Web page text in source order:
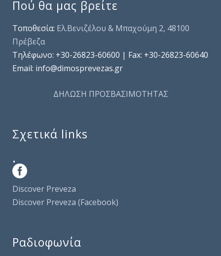
Πού θα μας βρείτε
Τοποθεσία: Ελ.Βενιζέλου & Μπαχούμη 2, 48100
Πρέβεζα
Τηλέφωνo: +30-26823-60600 | Fax: +30-26823-60640
Email: info@dimosprevezas.gr
ΔΗΛΩΣΗ ΠΡΟΣΒΑΣΙΜΟΤΗΤΑΣ
Σχετικά links
.
Discover Preveza
Discover Preveza (Facebook)
Ραδιοφωνία